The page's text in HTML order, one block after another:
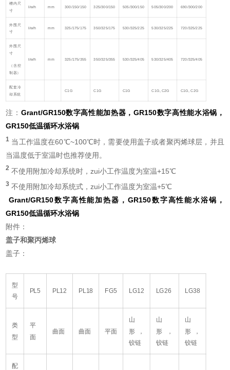
槽内尺
寸
l/w/h mm 300/150/150 325/300/150 505/300/150 505/300/200 690/300/200
外围尺
寸
l/w/h mm 325/175/175 350/325/175 530/325/225 530/325/225 720/325/225
外围尺
寸
（含控
制器）
l/w/h mm 325/175/355 350/325/355 530/325/405 530/325/405 720/325/405
配套冷
却系统
C1G C1G C1G C1G, C2G C1G, C2G
注： Grant/GR150数字高性能加热器，GR150数字高性能水浴锅，
GR150低温循环水浴锅
1 当工作温度在60℃~100℃时，需要使用盖子或者聚丙烯球层，并且
当温度低于室温时也推荐使用。
2 不使用附加冷却系统时，zui小工作温度为室温+15℃
3 不使用附加冷却系统式，zui小工作温度为室温+5℃
Grant/GR150数字高性能加热器，GR150数字高性能水浴锅，
GR150低温循环水浴锅
附件：
盖子和聚丙烯球
盖子：
型
号
PL5 PL12 PL18 FG5 LG12 LG26 LG38
类
型
平
面
曲面 曲面 平面
山
形，
铰链
山
形，
铰链
山
形，
铰链
配